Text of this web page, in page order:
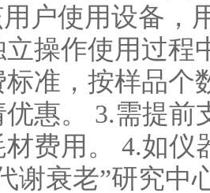
户使用设备，
操作使用过程
准，按样品个
惠。 3.需提
费用。 4.如
谢衰老”研究中